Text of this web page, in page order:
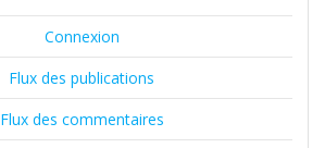
Connexion
Flux des publications
Flux des commentaires